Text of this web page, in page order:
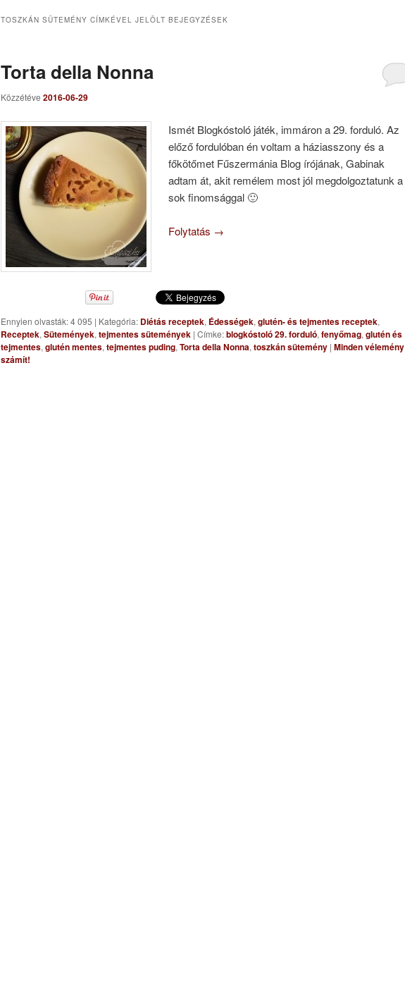
TOSZKÁN SÜTEMÉNY CÍMKÉVEL JELÖLT BEJEGYZÉSEK
Torta della Nonna
Közzétéve 2016-06-29
Ismét Blogkóstoló játék, immáron a 29. forduló. Az
előző fordulóban én voltam a háziasszony és a
főkötőmet Fűszermánia Blog írójának, Gabinak
adtam át, akit remélem most jól megdolgoztatunk a
sok finomsággal 🙂
Folytatás →
Ennyien olvasták: 4 095 | Kategória: Diétás receptek, Édességek, glutén- és tejmentes receptek,
Receptek, Sütemények, tejmentes sütemények | Címke:blogkóstoló 29. forduló, fenyőmag, glutén és
tejmentes, glutén mentes, tejmentes puding, Torta della Nonna, toszkán sütemény | Minden vélemény
számít!